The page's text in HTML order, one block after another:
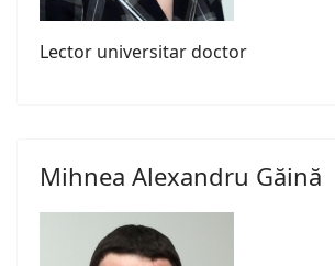
Lector universitar doctor
Mihnea Alexandru Găină